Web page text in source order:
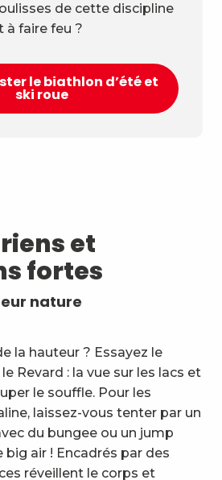
de cette discipline
à faire feu ?
le biathlon d’été et
ski roue
et
fortes
nature
la hauteur ? Essayez le
Revard : la vue sur les lacs et
le souffle. Pour les
laissez-vous tenter par un
du bungee ou un jump
big air ! Encadrés par des
réveillent le corps et